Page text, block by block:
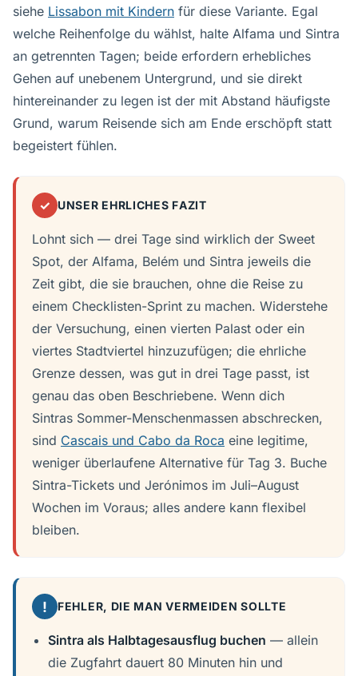
siehe Lissabon mit Kindern für diese Variante. Egal
welche Reihenfolge du wählst, halte Alfama und Sintra
an getrennten Tagen; beide erfordern erhebliches
Gehen auf unebenem Untergrund, und sie direkt
hintereinander zu legen ist der mit Abstand häufigste
Grund, warum Reisende sich am Ende erschöpft statt
begeistert fühlen.
✓ UNSER EHRLICHES FAZIT
Lohnt sich — drei Tage sind wirklich der Sweet
Spot, der Alfama, Belém und Sintra jeweils die
Zeit gibt, die sie brauchen, ohne die Reise zu
einem Checklisten-Sprint zu machen. Widerstehe
der Versuchung, einen vierten Palast oder ein
viertes Stadtviertel hinzuzufügen; die ehrliche
Grenze dessen, was gut in drei Tage passt, ist
genau das oben Beschriebene. Wenn dich
Sintras Sommer-Menschenmassen abschrecken,
sind Cascais und Cabo da Roca eine legitime,
weniger überlaufene Alternative für Tag 3. Buche
Sintra-Tickets und Jerónimos im Juli–August
Wochen im Voraus; alles andere kann flexibel
bleiben.
! FEHLER, DIE MAN VERMEIDEN SOLLTE
Sintra als Halbtagesausflug buchen — allein
die Zugfahrt dauert 80 Minuten hin und